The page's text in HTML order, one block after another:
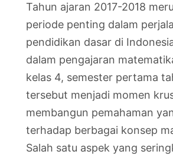
Tahun ajaran 2017-2018
periode penting dalam
pendidikan dasar di
dalam pengajaran
kelas 4, semester pertama
tersebut menjadi momen
membangun pemahaman
terhadap berbagai konsep
Salah satu aspek yang